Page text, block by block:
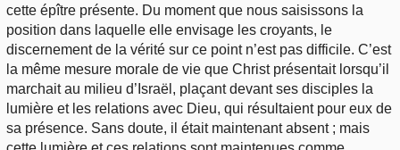
cette épître présente. Du moment que nous saisissons la
position dans laquelle elle envisage les croyants, le
discernement de la vérité sur ce point n’est pas difficile. C’est
la même mesure morale de vie que Christ présentait lorsqu’il
marchait au milieu d’Israël, plaçant devant ses disciples la
lumière et les relations avec Dieu, qui résultaient pour eux de
sa présence. Sans doute, il était maintenant absent ; mais